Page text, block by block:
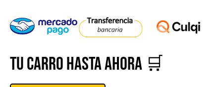
Tu carro hasta ahora 🛒